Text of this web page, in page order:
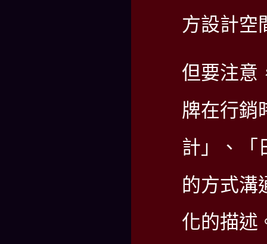
方設計空
但要注意
牌在行銷
計」、「
的方式溝
化的描述